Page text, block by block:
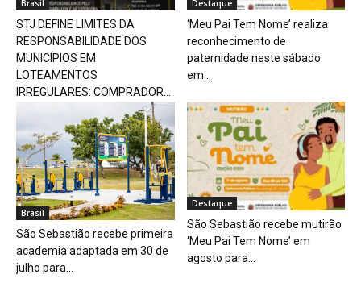
Brasil
STJ DEFINE LIMITES DA
RESPONSABILIDADE DOS
MUNICÍPIOS EM
LOTEAMENTOS
IRREGULARES: COMPRADOR...
Destaque
‘Meu Pai Tem Nome’ realiza
reconhecimento de
paternidade neste sábado
em...
Brasil
São Sebastião recebe primeira
academia adaptada em 30 de
julho para...
Destaque
São Sebastião recebe mutirão
‘Meu Pai Tem Nome’ em
agosto para...